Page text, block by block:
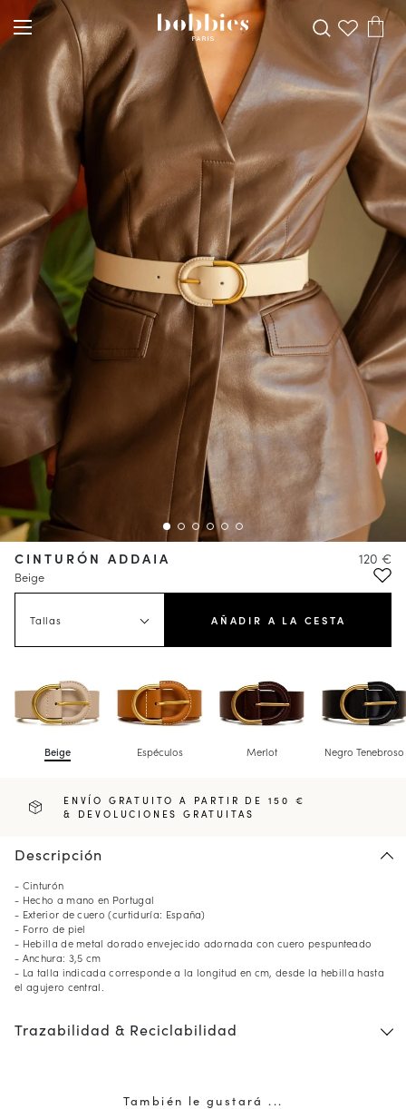
CINTURÓN ADDAIA
Beige
120 €
Tallas AÑADIR A LA CESTA
Beige Espéculos Merlot Negro Tenebroso
ENVÍO GRATUITO A PARTIR DE 150 €
& DEVOLUCIONES GRATUITAS
Descripción
- Cinturón
- Hecho a mano en Portugal
- Exterior de cuero (curtiduría: España)
- Forro de piel
- Hebilla de metal dorado envejecido adornada con cuero pespunteado
- Anchura: 3,5 cm
- La talla indicada corresponde a la longitud en cm, desde la hebilla hasta
el agujero central.
Trazabilidad & Reciclabilidad
También le gustará ...